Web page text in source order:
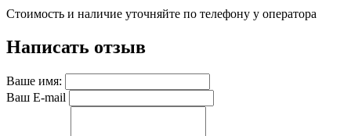
Стоимость и наличие уточняйте по телефону у оператора
Написать отзыв
Ваше имя:
Ваш E-mail